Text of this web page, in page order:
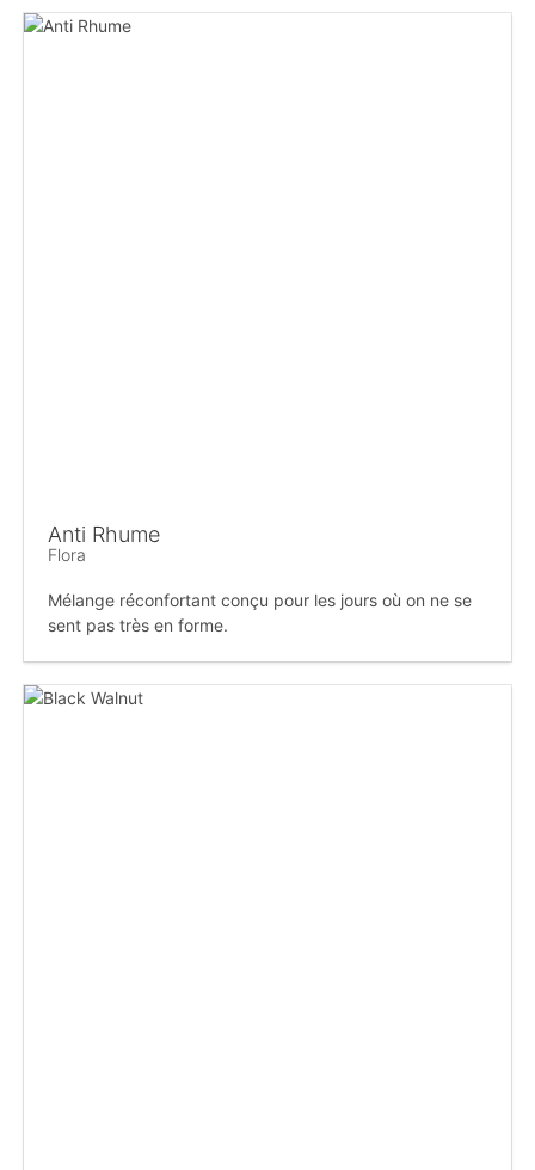
Anti Rhume
Flora
Mélange réconfortant conçu pour les jours où on ne se
sent pas très en forme.